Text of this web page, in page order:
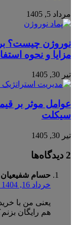
مرداد 5, 1405
نوروژن چیست؟
مزایا و نحوه
تیر 30, 1405
عوامل موثر بر
سیکلت
تیر 30, 1405
‫2 دیدگاه‌ها
حسام شفیعیان
خرداد 16, 1404 در 19:51
هم رایگان